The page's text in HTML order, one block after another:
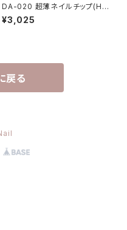
DA-020 超薄ネイルチップ(Hタ
イプ・足用・ナチュラル)1箱200
枚
¥3,025
戻る